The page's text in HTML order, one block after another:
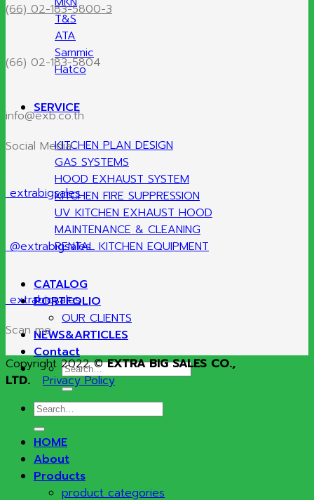
T&S
ATA
Sammic
Hatco
SERVICE
KITCHEN PLAN DESIGN
GAS SYSTEMS
HOOD EXHAUST SYSTEM
KITCHEN FIRE SUPPRESSION
UV KITCHEN EXHAUST HOOD
MAINTENANCE & CLEANING
RENTAL KITCHEN EQUIPMENT
CATALOG
PORTFOLIO
OUR CLIENTS
NEWS&ARTICLES
Contact
Search
for:
(66) 02-183-5800-3
(66) 02-183-5804
info@exb.co.th
Social Media
extrabigsales
@extrabigsales
extrabigsales
Scan me
Copyright 2022 ©EXTRA BIG SALES CO.,
LTD.
Privacy Policy
Search
for:
HOME
About
Products
product categories